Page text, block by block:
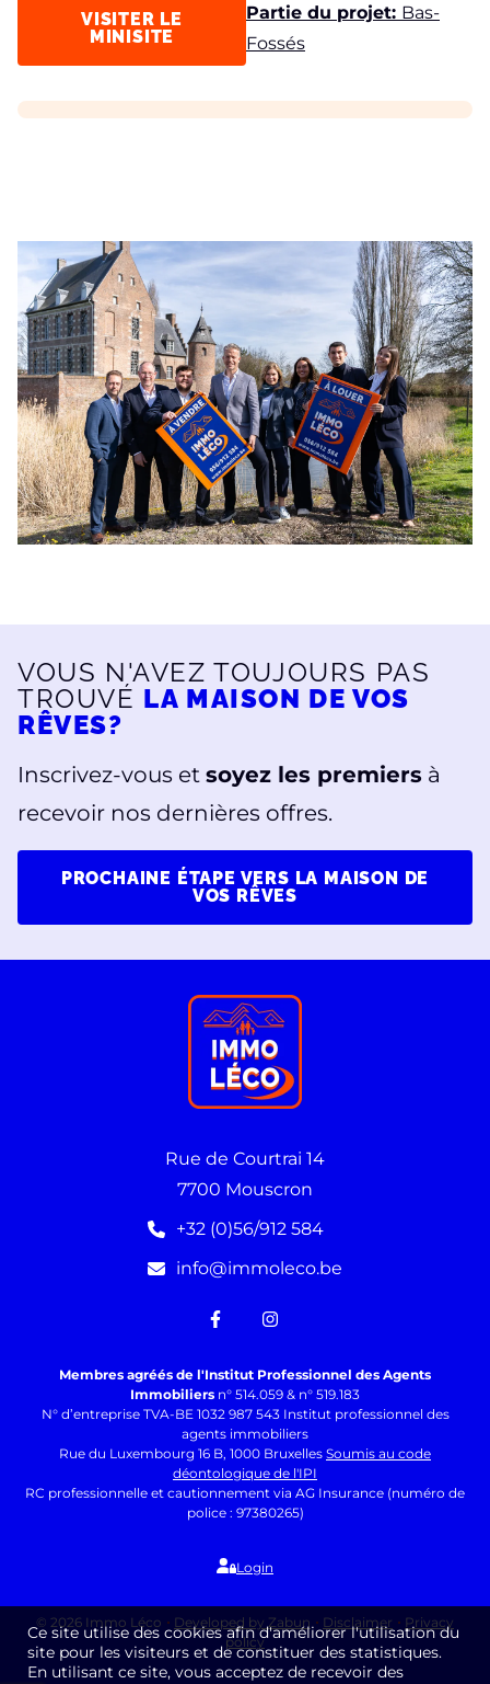
VISITER LE
MINISITE
Partie du projet: Bas-
Fossés
VOUS N'AVEZ TOUJOURS PAS
TROUVÉ LA MAISON DE VOS
RÊVES?
Inscrivez-vous et soyez les premiers à
recevoir nos dernières offres.
PROCHAINE ÉTAPE VERS LA MAISON DE
VOS RÊVES
Rue de Courtrai 14
7700 Mouscron
+32 (0)56/912 584
info@immoleco.be
Membres agréés de l'Institut Professionnel des Agents
Immobiliers n° 514.059 & n° 519.183
N° d’entreprise TVA-BE 1032 987 543 Institut professionnel des
agents immobiliers
Rue du Luxembourg 16 B, 1000 Bruxelles Soumis au code
déontologique de l'IPI
RC professionnelle et cautionnement via AG Insurance (numéro de
police : 97380265)
Login
© 2026 Immo Léco Developed by Zabun Disclaimer
Privacy
policy
Ce site utilise des cookies afin d'améliorer l'utilisation du
site pour les visiteurs et de constituer des statistiques.
En utilisant ce site, vous acceptez de recevoir des